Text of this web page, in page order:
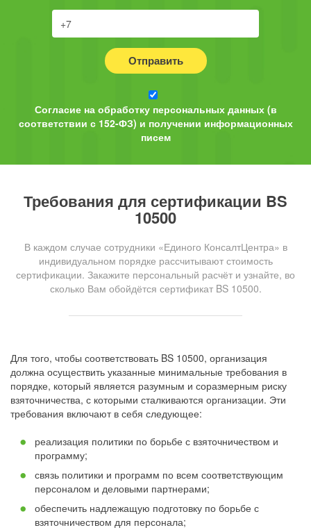
Отправить
Согласие на обработку персональных данных (в
соответствии с 152-ФЗ) и получении информационных
писем
Требования для сертификации BS
10500
В каждом случае сотрудники «Единого КонсалтЦентра» в
индивидуальном порядке рассчитывают стоимость
сертификации. Закажите персональный расчёт и узнайте, во
сколько Вам обойдётся сертификат BS 10500.
Для того, чтобы соответствовать BS 10500, организация
должна осуществить указанные минимальные требования в
порядке, который является разумным и соразмерным риску
взяточничества, с которыми сталкиваются организации. Эти
требования включают в себя следующее:
реализация политики по борьбе с взяточничеством и
программу;
связь политики и программ по всем соответствующим
персоналом и деловыми партнерами;
обеспечить надлежащую подготовку по борьбе с
взяточничеством для персонала;